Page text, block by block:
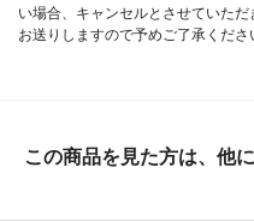
い場合、キャンセルとさせていた
お送りしますので予めご了承くださ
この商品を見た方は、他